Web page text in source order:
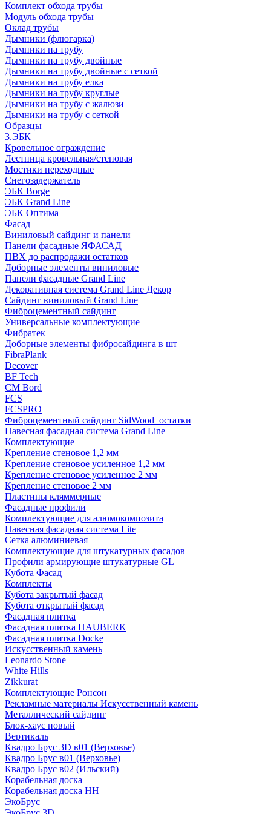
Комплект обхода трубы
Модуль обхода трубы
Оклад трубы
Дымники (флюгарка)
Дымники на трубу
Дымники на трубу двoйные
Дымники на трубу двoйные с сеткой
Дымники на трубу елка
Дымники на трубу круглые
Дымники на трубу с жалюзи
Дымники на трубу с сеткой
Образцы
3.ЭБК
Кровельное ограждение
Лестница кровельная/стеновая
Мостики переходные
Снегозадержатель
ЭБК Borge
ЭБК Grand Line
ЭБК Оптима
Фасад
Виниловый сайдинг и панели
Панели фасадные ЯФАСАД
ПВХ до распродажи остатков
Доборные элементы виниловые
Панели фасадные Grand Line
Декоративная система Grand Line Декор
Сайдинг виниловый Grand Line
Фиброцементный сайдинг
Универсальные комплектующие
Фибратек
Доборные элементы фибросайдинга в шт
FibraPlank
Decover
BF Tech
CM Bord
FCS
FCSPRO
Фиброцементный сайдинг SidWood_остатки
Навесная фасадная система Grand Line
Комплектующие
Крепление стеновое 1,2 мм
Крепление стеновое усиленное 1,2 мм
Крепление стеновое усиленное 2 мм
Крепление стеновое 2 мм
Пластины кляммерные
Фасадные профили
Комплектующие для алюмокомпозита
Навесная фасадная система Lite
Сетка алюминиевая
Комплектующие для штукатурных фасадов
Профили армирующие штукатурные GL
Кубота Фасад
Комплекты
Кубота закрытый фасад
Кубота открытый фасад
Фасадная плитка
Фасадная плитка HAUBERK
Фасадная плитка Docke
Искусственный камень
Leonardo Stone
White Hills
Zikkurat
Комплектующие Ронсон
Рекламные материалы Искусственный камень
Металлический сайдинг
Блок-хаус новый
Вертикаль
Квадро Брус 3D в01 (Верховье)
Квадро Брус в01 (Верховье)
Квадро Брус в02 (Ильский)
Корабельная доска
Корабельная доска НН
ЭкоБрус